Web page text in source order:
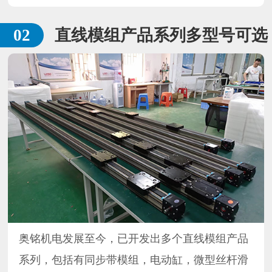
直线模组产品系列多型号可选
奥铭机电发展至今，已开发出多个直线模组产品
系列，包括有同步带模组，电动缸，微型丝杆滑